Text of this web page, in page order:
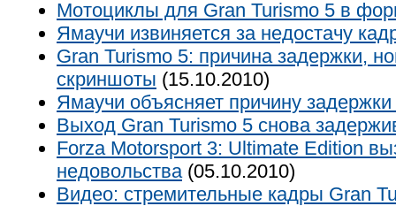
Мотоциклы для Gran Turismo 5 в
Ямаучи извиняется за недостачу
Gran Turismo 5: причина задержки,
скриншоты (15.10.2010)
Ямаучи объясняет причину
Выход Gran Turismo 5 снова
Forza Motorsport 3: Ultimate Edition
недовольства(05.10.2010)
Видео: стремительные кадры Gran